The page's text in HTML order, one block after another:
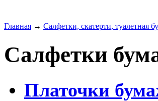
Главная → Салфетки, скатерти, туалетная
Салфетки
Платочки